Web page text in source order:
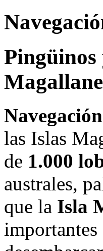
Pingüinos
Navegación
las Islas
de 1.000
australes,
que la Isla
importantes